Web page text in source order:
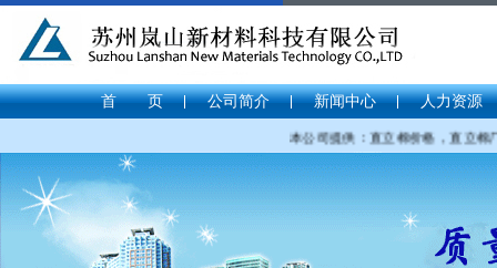
首 页 公司简介 新闻中心 人力资源
本公司提供：直立棉价格，直立棉厂